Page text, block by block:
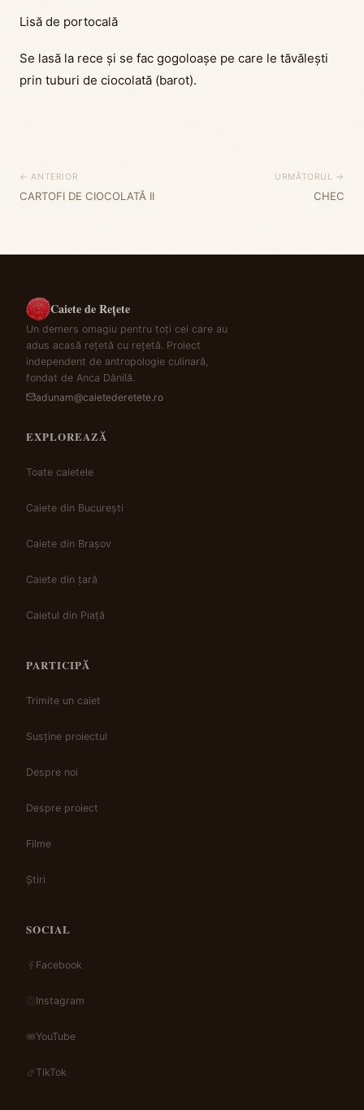
Lisă de portocală
Se lasă la rece și se fac gogoloașe pe care le tăvălești
prin tuburi de ciocolată (barot).
← ANTERIOR
CARTOFI DE CIOCOLATĂ II
URMĂTORUL →
CHEC
Caiete de Rețete
Un demers omagiu pentru toți cei care au
adus acasă rețetă cu rețetă. Proiect
independent de antropologie culinară,
fondat de Anca Dănilă.
adunam@caietederetete.ro
EXPLOREAZĂ
Toate caietele
Caiete din București
Caiete din Brașov
Caiete din țară
Caietul din Piață
PARTICIPĂ
Trimite un caiet
Susține proiectul
Despre noi
Despre proiect
Filme
Știri
SOCIAL
Facebook
Instagram
YouTube
TikTok